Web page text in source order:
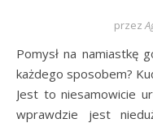
przez
Pomysł na namiastkę gór łatwym i dostępnym niemal dla
każdego sposobem?
Jest to niesamowicie
wprawdzie jest